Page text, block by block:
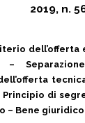
2019, n.
–
Principio di
– Bene